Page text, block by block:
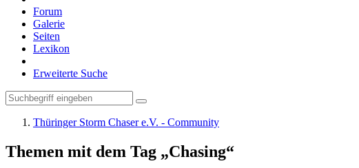
Forum
Galerie
Seiten
Lexikon
Erweiterte Suche
Thüringer Storm Chaser e.V. - Community
Themen mit dem Tag „Chasing“